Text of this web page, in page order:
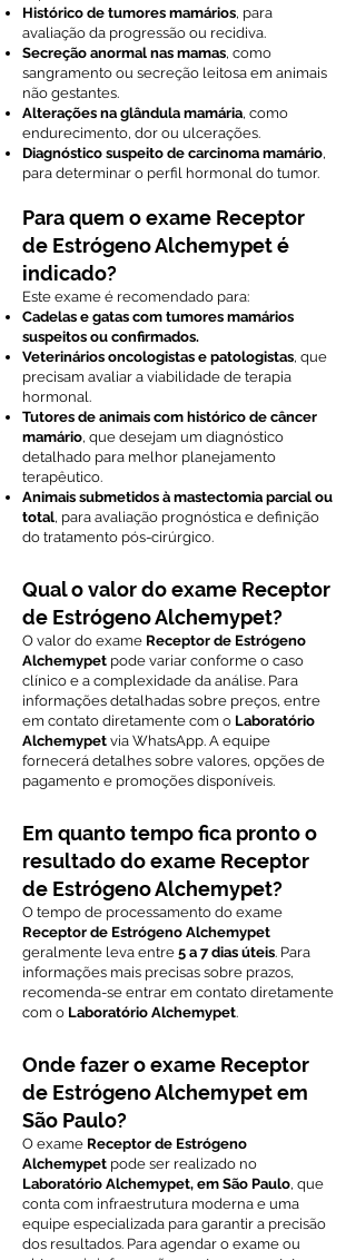
Histórico de tumores mamários, para
avaliação da progressão ou recidiva.
Secreção anormal nas mamas, como
sangramento ou secreção leitosa em animais
não gestantes.
Alterações na glândula mamária, como
endurecimento, dor ou ulcerações.
Diagnóstico suspeito de carcinoma mamário,
para determinar o perfil hormonal do tumor.
Para quem o exame Receptor
de Estrógeno Alchemypet é
indicado?
Este exame é recomendado para:
Cadelas e gatas com tumores mamários
suspeitos ou confirmados.
Veterinários oncologistas e patologistas, que
precisam avaliar a viabilidade de terapia
hormonal.
Tutores de animais com histórico de câncer
mamário, que desejam um diagnóstico
detalhado para melhor planejamento
terapêutico.
Animais submetidos à mastectomia parcial ou
total, para avaliação prognóstica e definição
do tratamento pós-cirúrgico.
Qual o valor do exame Receptor
de Estrógeno Alchemypet?
O valor do exame Receptor de Estrógeno
Alchemypet pode variar conforme o caso
clínico e a complexidade da análise. Para
informações detalhadas sobre preços, entre
em contato diretamente com o Laboratório
Alchemypet via WhatsApp. A equipe
fornecerá detalhes sobre valores, opções de
pagamento e promoções disponíveis.
Em quanto tempo fica pronto o
resultado do exame Receptor
de Estrógeno Alchemypet?
O tempo de processamento do exame
Receptor de Estrógeno Alchemypet
geralmente leva entre 5 a 7 dias úteis. Para
informações mais precisas sobre prazos,
recomenda-se entrar em contato diretamente
com o Laboratório Alchemypet.
Onde fazer o exame Receptor
de Estrógeno Alchemypet em
São Paulo?
O exame Receptor de Estrógeno
Alchemypet pode ser realizado no
Laboratório Alchemypet, em São Paulo, que
conta com infraestrutura moderna e uma
equipe especializada para garantir a precisão
dos resultados. Para agendar o exame ou